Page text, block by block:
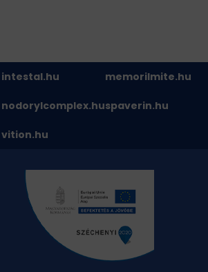
intestal.hu memorilmite.hu
nodorylcomplex.huspaverin.hu
vition.hu